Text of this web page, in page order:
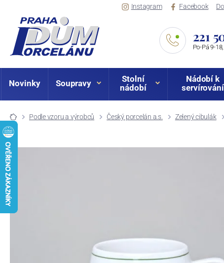
Instagram Facebook
221
Po-Pá 9-
Novinky Soupravy
Stolní
nádobí
Nádobí k
servírování
Podle vzoru a výrobců Český porcelán a.s. Zelený cibulák